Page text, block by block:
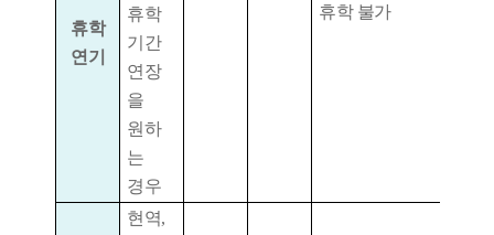
휴학 불가
휴학
연기
휴학
기간
연장
을
원하
는
경우
현역,